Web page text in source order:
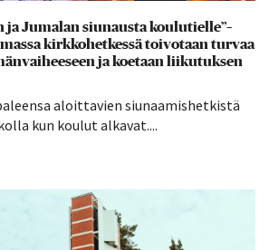
ja Jumalan siunausta koulutielle”–
kirkkohetkessä toivotaan turvaa
ja koetaan liikutuksen
aloittavien siunaamishetkistä
kun koulut alkavat....